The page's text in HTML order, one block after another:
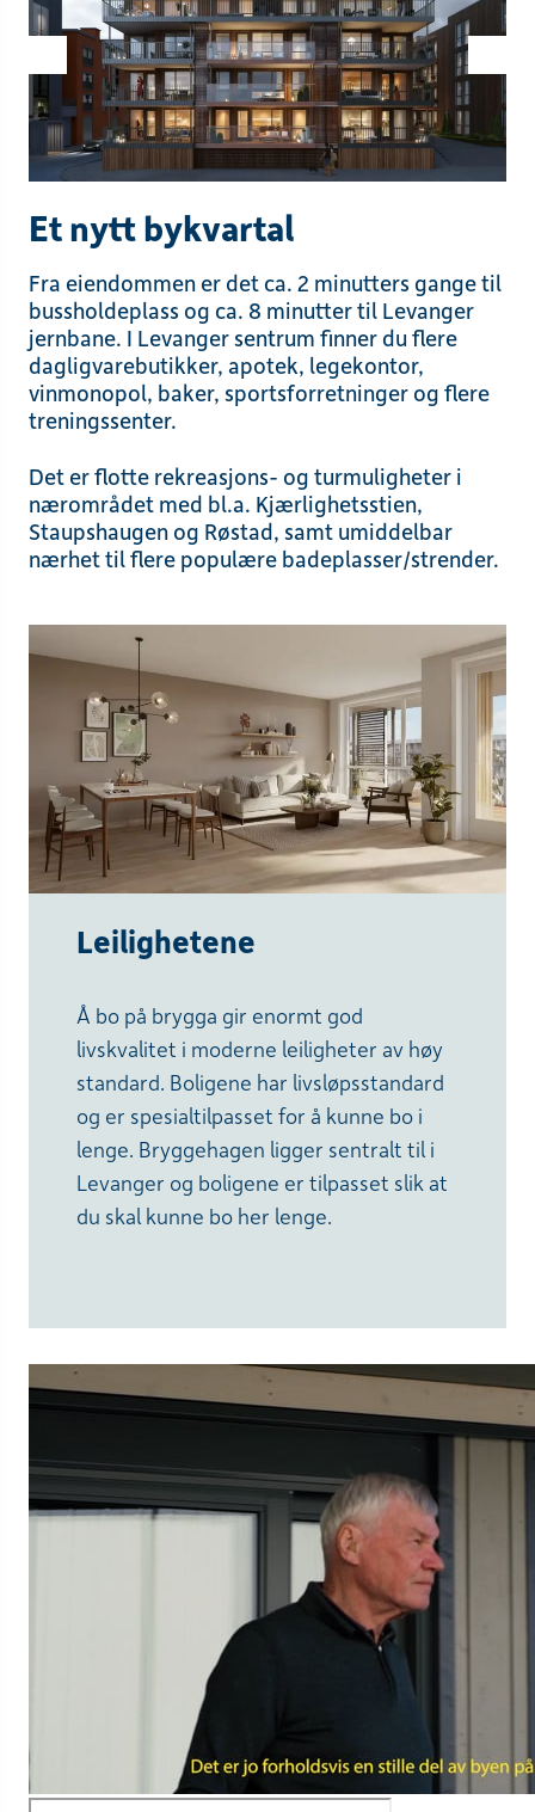
Et nytt bykvartal
Fra eiendommen er det ca. 2 minutters gange til
bussholdeplass og ca. 8 minutter til Levanger
jernbane. I Levanger sentrum finner du flere
dagligvarebutikker, apotek, legekontor,
vinmonopol, baker, sportsforretninger og flere
treningssenter.
Det er flotte rekreasjons- og turmuligheter i
nærområdet med bl.a. Kjærlighetsstien,
Staupshaugen og Røstad, samt umiddelbar
nærhet til flere populære badeplasser/strender.
Leilighetene
Å bo på brygga gir enormt god
livskvalitet i moderne leiligheter av høy
standard. Boligene har livsløpsstandard
og er spesialtilpasset for å kunne bo i
lenge. Bryggehagen ligger sentralt til i
Levanger og boligene er tilpasset slik at
du skal kunne bo her lenge.